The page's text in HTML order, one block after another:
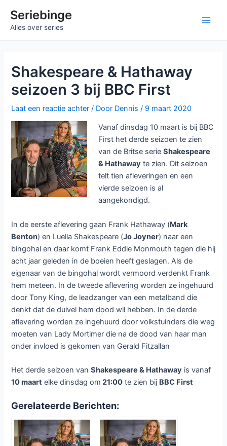
naarSeriebinge
Alles over series
Shakespeare & Hathaway
seizoen 3 bij BBC First
Laat een reactie achter / Door Dennis/ 9 maart 2020
Vanaf dinsdag 10 maart is bij BBC
First het derde seizoen te zien
van de Britse serieShakespeare
& Hathaway te zien. Dit seizoen
telt tien afleveringen en een
vierde seizoen is al
aangekondigd.
In de eerste aflevering gaan Frank Hathaway (Mark
Benton) en Luella Shakespeare (Jo Joyner) naar een
bingohal en daar komt Frank Eddie Monmouth tegen die hij
acht jaar geleden in de boeien heeft geslagen. Als de
eigenaar van de bingohal wordt vermoord verdenkt Frank
hem meteen. In de tweede aflevering worden ze ingehuurd
door Tony King, de leadzanger van een metalband die
denkt dat de duivel hem dood wil hebben. In de derde
aflevering worden ze ingehuurd door volkstuinders die weg
moeten van Lady Mortimer die na de dood van haar man
onder invloed is gekomen van Gerald Fitzallan
Het derde seizoen vanShakespeare & Hathaway is vanaf
10 maart elke dinsdag om 21:00 te zien bij BBC First
Gerelateerde Berichten: